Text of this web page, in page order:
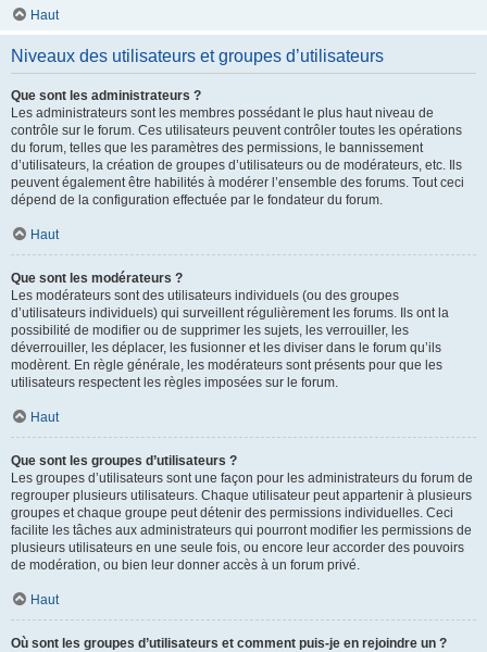
Haut
Niveaux des utilisateurs et groupes d’utilisateurs
Que sont les administrateurs ?
Les administrateurs sont les membres possédant le plus haut niveau de
contrôle sur le forum. Ces utilisateurs peuvent contrôler toutes les opérations
du forum, telles que les paramètres des permissions, le bannissement
d’utilisateurs, la création de groupes d’utilisateurs ou de modérateurs, etc. Ils
peuvent également être habilités à modérer l’ensemble des forums. Tout ceci
dépend de la configuration effectuée par le fondateur du forum.
Haut
Que sont les modérateurs ?
Les modérateurs sont des utilisateurs individuels (ou des groupes
d’utilisateurs individuels) qui surveillent régulièrement les forums. Ils ont la
possibilité de modifier ou de supprimer les sujets, les verrouiller, les
déverrouiller, les déplacer, les fusionner et les diviser dans le forum qu’ils
modèrent. En règle générale, les modérateurs sont présents pour que les
utilisateurs respectent les règles imposées sur le forum.
Haut
Que sont les groupes d’utilisateurs ?
Les groupes d’utilisateurs sont une façon pour les administrateurs du forum de
regrouper plusieurs utilisateurs. Chaque utilisateur peut appartenir à plusieurs
groupes et chaque groupe peut détenir des permissions individuelles. Ceci
facilite les tâches aux administrateurs qui pourront modifier les permissions de
plusieurs utilisateurs en une seule fois, ou encore leur accorder des pouvoirs
de modération, ou bien leur donner accès à un forum privé.
Haut
Où sont les groupes d’utilisateurs et comment puis-je en rejoindre un ?